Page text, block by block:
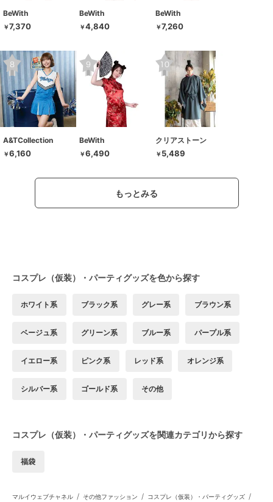
BeWith
￥7,370
BeWith
￥4,840
BeWith
￥7,260
A&TCollection
￥6,160
BeWith
￥6,490
クリアストーン
￥ 5,489
もっとみる
コスプレ（仮装）・パーティグッズを色から探す
ホワイト系 ブラック系 グレー系 ブラウン系
ベージュ系 グリーン系 ブルー系 パープル系
イエロー系 ピンク系 レッド系 オレンジ系
シルバー系 ゴールド系 その他
コスプレ（仮装）・パーティグッズを関連カテゴリから探す
福袋
マルイウェブチャネル / その他ファッション / コスプレ（仮装）・パーティグッズ /